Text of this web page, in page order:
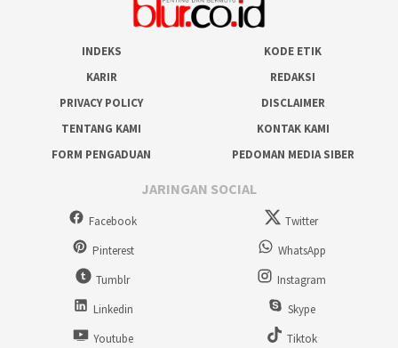
INDEKS
KODE ETIK
KARIR
REDAKSI
PRIVACY POLICY
DISCLAIMER
TENTANG KAMI
KONTAK KAMI
FORM PENGADUAN
PEDOMAN MEDIA SIBER
JARINGAN SOCIAL
Facebook
Twitter
Pinterest
WhatsApp
Tumblr
Instagram
Linkedin
Skype
Youtube
Tiktok